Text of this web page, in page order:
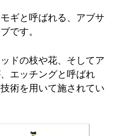
ギと呼ばれる、アブサ
です。
ドの枝や花、そしてア
エッチングと呼ばれ
術を用いて施されてい